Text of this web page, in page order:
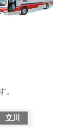
。
立川